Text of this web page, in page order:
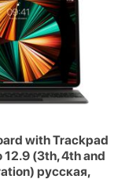
with Trackpad
12.9 (3th, 4th and
русская,